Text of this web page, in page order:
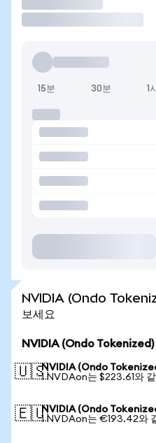
15분 30분 1
NVIDIA (Ondo
보세요
NVIDIA (Ondo
🇺🇸NVIDIA (Ondo
1 NVDAon는 $223.61와
🇪🇺NVIDIA (Ondo
1 NVDAon는 €193.42와